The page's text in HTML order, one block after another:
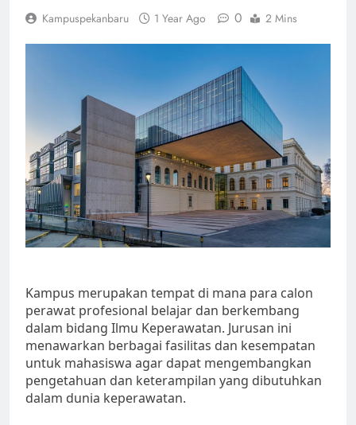
Kampuspekanbaru 1 Year Ago 0 2 Mins
Kampus merupakan tempat di mana para calon
perawat profesional belajar dan berkembang
dalam bidang Ilmu Keperawatan. Jurusan ini
menawarkan berbagai fasilitas dan kesempatan
untuk mahasiswa agar dapat mengembangkan
pengetahuan dan keterampilan yang dibutuhkan
dalam dunia keperawatan.